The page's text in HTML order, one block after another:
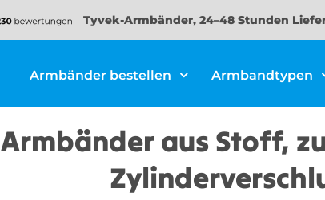
Tyvek-Armbänder, 24–48 Stunden
Armbänder bestellen Armbandtypen
aus Stoff,